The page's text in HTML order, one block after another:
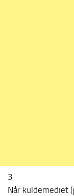
3
Når kuldemediet